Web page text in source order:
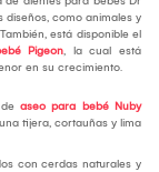
diseños, como animales y
está disponible el
Pigeon, la cual está
en su crecimiento.
aseo para bebé Nuby
tijera, cortauñas y lima
con cerdas naturales y